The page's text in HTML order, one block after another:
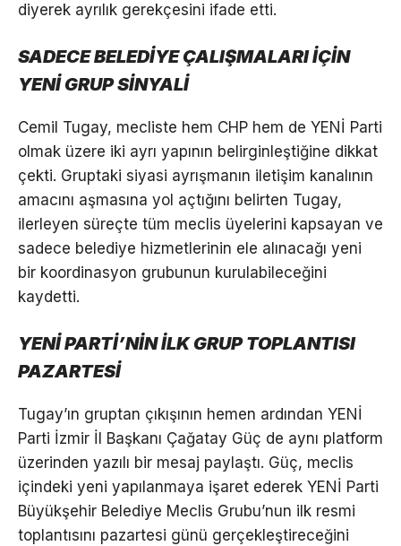
diyerek ayrılık gerekçesini ifade etti.
SADECE BELEDİYE ÇALIŞMALARI İÇİN
YENİ GRUP SİNYALİ
Cemil Tugay, mecliste hem CHP hem de YENİ Parti
olmak üzere iki ayrı yapının belirginleştiğine dikkat
çekti. Gruptaki siyasi ayrışmanın iletişim kanalının
amacını aşmasına yol açtığını belirten Tugay,
ilerleyen süreçte tüm meclis üyelerini kapsayan ve
sadece belediye hizmetlerinin ele alınacağı yeni
bir koordinasyon grubunun kurulabileceğini
kaydetti.
YENİ PARTİ’NİN İLK GRUP TOPLANTISI
PAZARTESİ
Tugay’ın gruptan çıkışının hemen ardından YENİ
Parti İzmir İl Başkanı Çağatay Güç de aynı platform
üzerinden yazılı bir mesaj paylaştı. Güç, meclis
içindeki yeni yapılanmaya işaret ederek YENİ Parti
Büyükşehir Belediye Meclis Grubu’nun ilk resmi
toplantısını pazartesi günü gerçekleştireceğini